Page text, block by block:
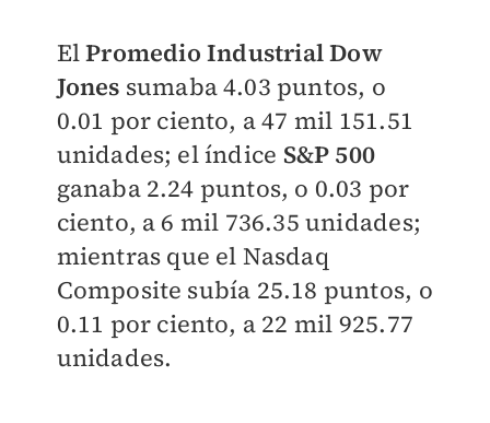
ElPromedio Industrial Dow
Jones sumaba 4.03 puntos, o
0.01 por ciento, a 47 mil 151.51
unidades; el índice S&P 500
ganaba 2.24 puntos, o 0.03 por
ciento, a 6 mil 736.35 unidades;
mientras que el Nasdaq
Composite subía 25.18 puntos, o
0.11 por ciento, a 22 mil 925.77
unidades.